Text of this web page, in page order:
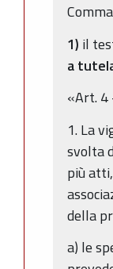
1) il
a
«Art. 4
1. La
svolta
più
della
a) le